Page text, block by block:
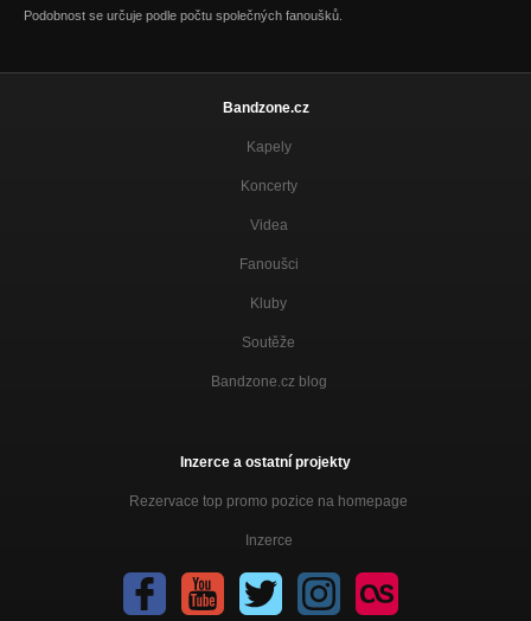
Podobnost se určuje podle počtu společných fanoušků.
Bandzone.cz
Kapely
Koncerty
Videa
Fanoušci
Kluby
Soutěže
Bandzone.cz blog
Inzerce a ostatní projekty
Rezervace top promo pozice na homepage
Inzerce